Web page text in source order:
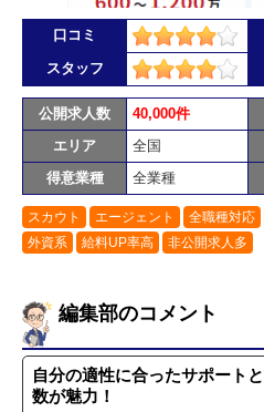
口コミ
スタッフ
公開求人数 40,000件
エリア
全国
得意業種
全業種
スカウト エージェント 全職種対応
外資系
給料UP率高
非公開求人多
編集部のコメント
自分の適性に合ったサポート
数が魅力！